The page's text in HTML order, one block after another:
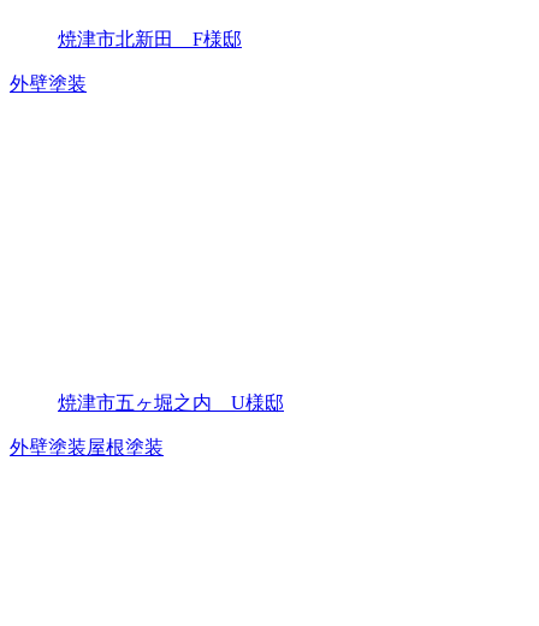
焼津市北新田 F様邸
外壁塗装
焼津市五ヶ堀之内 U様邸
外壁塗装屋根塗装